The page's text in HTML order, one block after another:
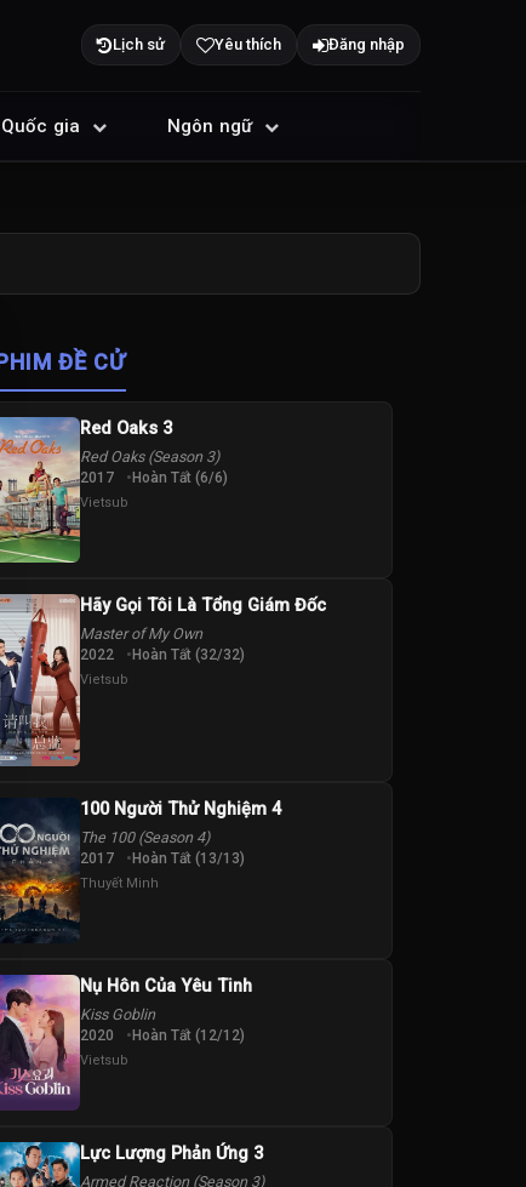
Lịch sử Yêu thích Đăng nhập
Quốc gia Ngôn ngữ
ĐỀ CỬ
Red Oaks 3
Red Oaks (Season 3)
2017 Hoàn Tất (6/6)
Vietsub
Hãy Gọi Tôi Là Tổng Giám Đốc
Master of My Own
2022 Hoàn Tất (32/32)
Vietsub
100 Người Thử Nghiệm 4
The 100 (Season 4)
2017 Hoàn Tất (13/13)
Thuyết Minh
Nụ Hôn Của Yêu Tinh
Kiss Goblin
2020 Hoàn Tất (12/12)
Vietsub
Lực Lượng Phản Ứng 3
Armed Reaction (Season 3)